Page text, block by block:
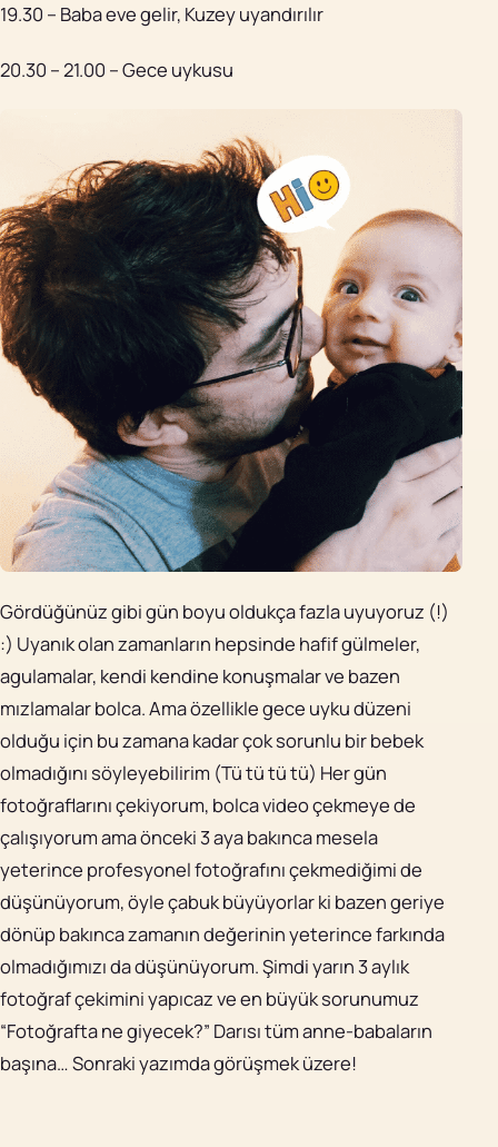
19.30 – Baba eve gelir, Kuzey uyandırılır
20.30 – 21.00 – Gece uykusu
Gördüğünüz gibi gün boyu oldukça fazla uyuyoruz (!)
:) Uyanık olan zamanların hepsinde hafif gülmeler,
agulamalar, kendi kendine konuşmalar ve bazen
mızlamalar bolca. Ama özellikle gece uyku düzeni
olduğu için bu zamana kadar çok sorunlu bir bebek
olmadığını söyleyebilirim (Tü tü tü tü) Her gün
fotoğraflarını çekiyorum, bolca video çekmeye de
çalışıyorum ama önceki 3 aya bakınca mesela
yeterince profesyonel fotoğrafını çekmediğimi de
düşünüyorum, öyle çabuk büyüyorlar ki bazen geriye
dönüp bakınca zamanın değerinin yeterince farkında
olmadığımızı da düşünüyorum. Şimdi yarın 3 aylık
fotoğraf çekimini yapıcaz ve en büyük sorunumuz
“Fotoğrafta ne giyecek?” Darısı tüm anne-babaların
başına… Sonraki yazımda görüşmek üzere!